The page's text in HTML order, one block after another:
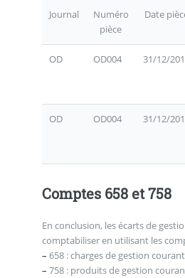
Journal
Numéro
pièce
Date
OD OD004 31/12/
OD OD004 31/12/
Comptes 658 et 758
En conclusion, les écarts de
comptabiliser en utilisant les
– 658 : charges de gestion
– 758 : produits de gestion